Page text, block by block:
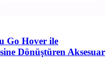
Go Hover ile
Dönüştüren Aksesuar